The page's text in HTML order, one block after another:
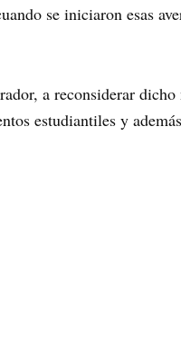
se iniciaron esas
a reconsiderar
estudiantiles y